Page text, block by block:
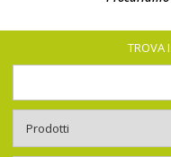
TROVA